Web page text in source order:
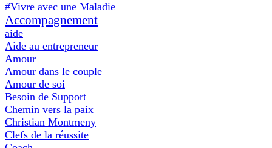
#Vivre avec une Maladie
Accompagnement
aide
Aide au entrepreneur
Amour
Amour dans le couple
Amour de soi
Besoin de Support
Chemin vers la paix
Christian Montmeny
Clefs de la réussite